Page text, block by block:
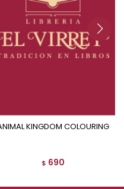
ANIMAL KINGDOM COLOURING
$ 690